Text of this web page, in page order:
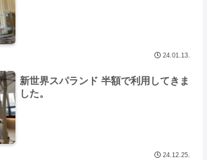
24.01.13.
新世界スパランド 半額で利用してきま
した。
24.12.25.